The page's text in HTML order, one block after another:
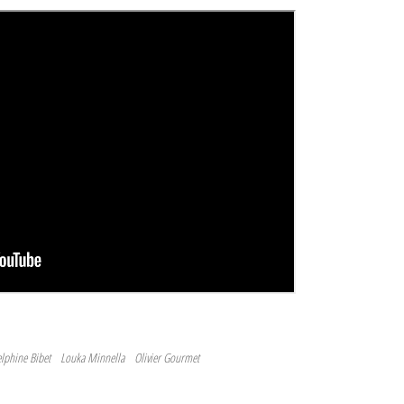
Bibet Louka Minnella Olivier Gourmet